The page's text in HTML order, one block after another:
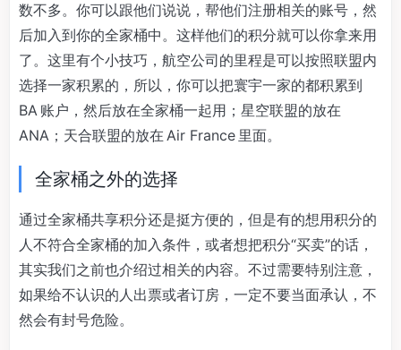
数不多。你可以跟他们说说，帮他们注册相关的账号，然
后加入到你的全家桶中。这样他们的积分就可以你拿来用
了。这里有个小技巧，航空公司的里程是可以按照联盟内
选择一家积累的，所以，你可以把寰宇一家的都积累到
BA 账户，然后放在全家桶一起用；星空联盟的放在
ANA；天合联盟的放在 Air France 里面。
全家桶之外的选择
通过全家桶共享积分还是挺方便的，但是有的想用积分的
人不符合全家桶的加入条件，或者想把积分“买卖”的话，
其实我们之前也介绍过相关的内容。不过需要特别注意，
如果给不认识的人出票或者订房，一定不要当面承认，不
然会有封号危险。